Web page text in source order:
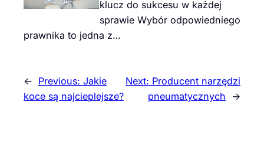
klucz do sukcesu w każdej
sprawie Wybór odpowiedniego
prawnika to jedna z…
← Previous: Jakie
koce są najcieplejsze?
Next: Producent narzędzi
pneumatycznych
→